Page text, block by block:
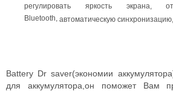
регулировать яркость экрана,
Bluetooth, автоматическую
Battery Dr saver(экономии
для аккумулятора,он поможет Вам